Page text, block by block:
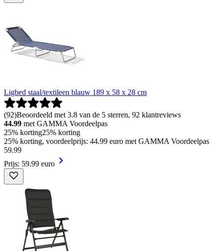
Ligbed staal/textileen blauw 189 x 58 x 28 cm
(92)Beoordeeld met 3.8 van de 5 sterren, 92 klantreviews
44.99 met GAMMA Voordeelpas
25% korting25% korting
25% korting, voordeelprijs: 44.99 euro met GAMMA Voordeelpas
59.99
Prijs: 59.99 euro